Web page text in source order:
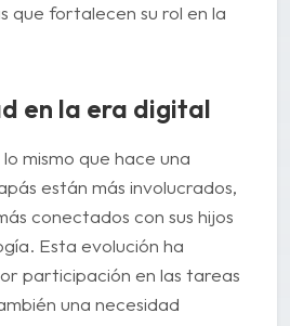
que fortalecen su rol en la
en la era digital
mismo que hace una
están más involucrados,
conectados con sus hijos
Esta evolución ha
participación en las tareas
una necesidad